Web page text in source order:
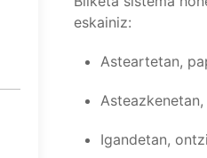
eskainiz:
Asteartetan,
Igandetan,